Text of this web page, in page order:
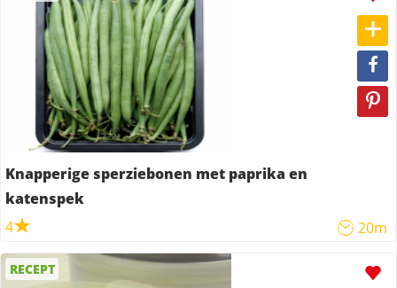
Knapperige sperziebonen met paprika en
katenspek
4
20m
RECEPT